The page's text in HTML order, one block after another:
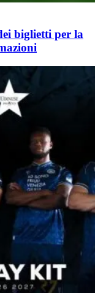
biglietti per la